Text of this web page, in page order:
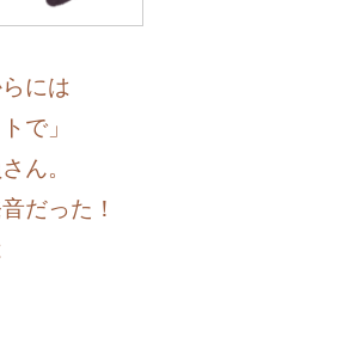
には
で」
ん。
だった！